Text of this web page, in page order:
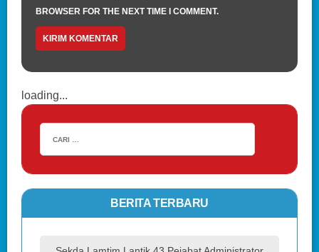
BROWSER FOR THE NEXT TIME I COMMENT.
loading...
BERITA TERBARU